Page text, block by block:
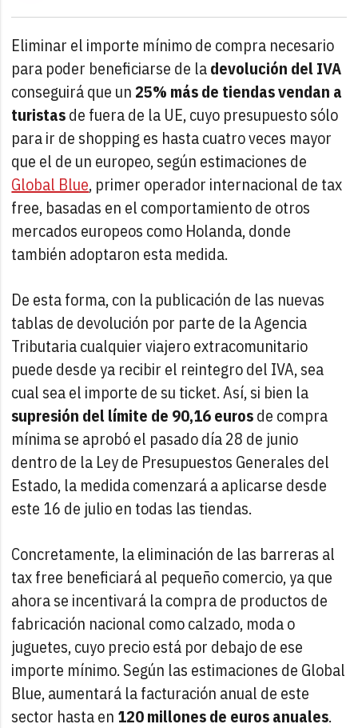
Eliminar el importe mínimo de compra necesario
para poder beneficiarse de ladevolución del IVA
conseguirá que un25% más de tiendas vendan a
turistasde fuera de la UE, cuyo presupuesto sólo
para ir de shopping es hasta cuatro veces mayor
que el de un europeo, según estimaciones de
Global Blue, primer operador internacional de tax
free, basadas en el comportamiento de otros
mercados europeos como Holanda, donde
también adoptaron esta medida.
De esta forma, con la publicación de las nuevas
tablas de devolución por parte de la Agencia
Tributaria cualquier viajero extracomunitario
puede desde ya recibir el reintegro del IVA, sea
cual sea el importe de su ticket. Así, si bien la
supresión del límite de 90,16 eurosde compra
mínima se aprobó el pasado día 28 de junio
dentro de la Ley de Presupuestos Generales del
Estado, la medida comenzará a aplicarse desde
este 16 de julio en todas las tiendas.
Concretamente, la eliminación de las barreras al
tax free beneficiará al pequeño comercio, ya que
ahora se incentivará la compra de productos de
fabricación nacional como calzado, moda o
juguetes, cuyo precio está por debajo de ese
importe mínimo. Según las estimaciones de Global
Blue, aumentará la facturación anual de este
sector hasta en 120 millones de euros anuales.